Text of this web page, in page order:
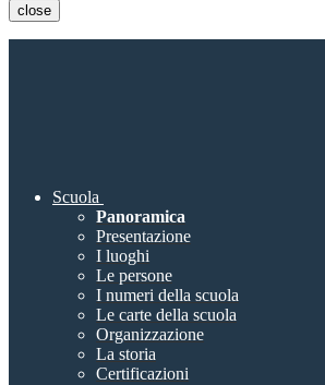
close
Scuola
Panoramica
Presentazione
I luoghi
Le persone
I numeri della scuola
Le carte della scuola
Organizzazione
La storia
Certificazioni